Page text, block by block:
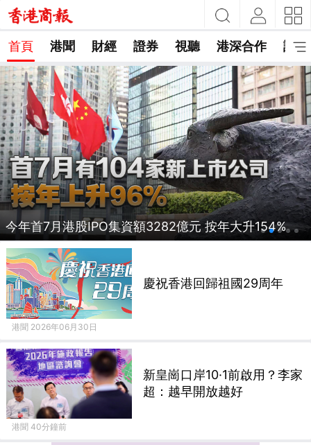
首頁 港聞 財經 證券 視聽 港深合作 評論
今年首7月港股IPO集資額3282億元 按年大升154%
慶祝香港回歸祖國29周年
港聞 2026年06月30日
新皇崗口岸10·1前啟用？李家
超：越早開放越好
港聞 40分鐘前